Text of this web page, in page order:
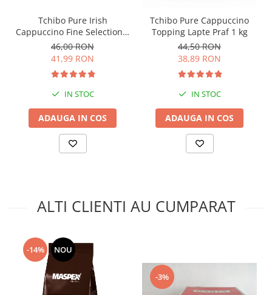
Tchibo Pure Irish
Cappuccino Fine Selection 1
Kg
46,00 RON
41,99 RON
IN STOC
ADAUGA IN COS
Tchibo Pure Cappuccino
Topping Lapte Praf 1 kg
44,50 RON
38,89 RON
IN STOC
ADAUGA IN COS
ALTI CLIENTI AU CUMPARAT
-14% NOU
-3%